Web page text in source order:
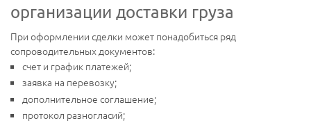
организации доставки груза
При оформлении сделки может понадобиться ряд
сопроводительных документов:
счет и график платежей;
заявка на перевозку;
дополнительное соглашение;
протокол разногласий;